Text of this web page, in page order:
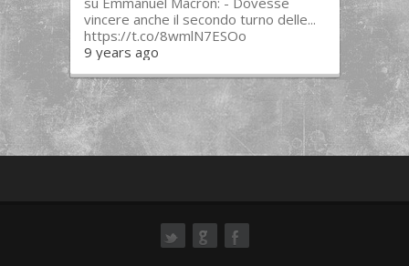
vincere anche il secondo turno delle...
https://t.co/8wmlN7ESOo
9 years ago